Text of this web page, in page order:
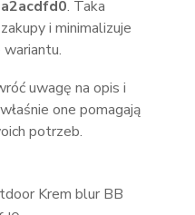
. Taka
i minimalizuje
uwagę na opis i
one pomagają
potrzeb.
Krem blur BB